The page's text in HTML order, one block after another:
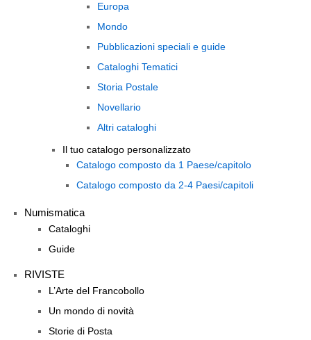
Europa
Mondo
Pubblicazioni speciali e guide
Cataloghi Tematici
Storia Postale
Novellario
Altri cataloghi
Il tuo catalogo personalizzato
Catalogo composto da 1 Paese/capitolo
Catalogo composto da 2-4 Paesi/capitoli
Numismatica
Cataloghi
Guide
RIVISTE
L’Arte del Francobollo
Un mondo di novità
Storie di Posta